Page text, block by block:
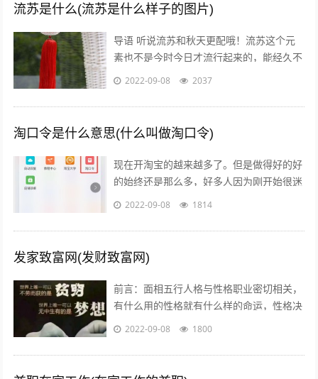
流苏是什么(流苏是什么样子的图片)
导语 听说流苏和秋天更配哦！流苏这个元
素也不是今时今日才流行起来的，能经久不
衰是因为它真的美呆了~踏进9月，秋高气
2022-09-08 2037
淘口令是什么意思(什么叫做淘口令)
现在开淘宝的越来越多了。但是做得好的好
的始终还是那么多，好多人因为刚开始很迷
茫，不知道怎么做，或者做到一半发现没有
2022-09-08 1814
发家致富网(发财致富网)
前言：面相五行人格与性格职业密切相关，
有什么用的性格就有什么样的命运，性格决
定命运。有些人需要白手起家获得财富，有
2022-09-08 1800